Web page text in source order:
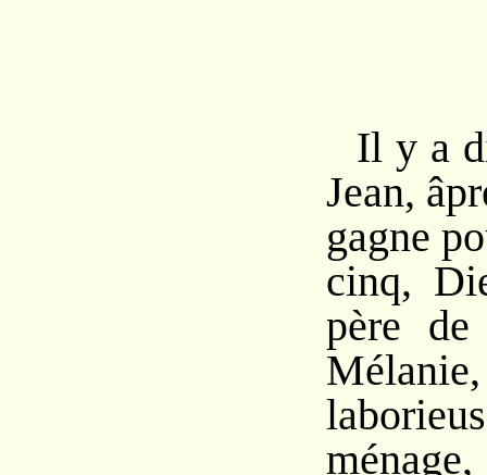
Il y a
Jean,
gagne
cinq,
père